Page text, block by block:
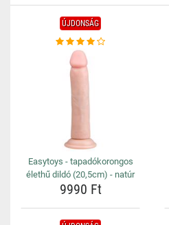
ÚJDONSÁG
Easytoys - tapadókorongos
élethű dildó (20,5cm) - natúr
9990 Ft